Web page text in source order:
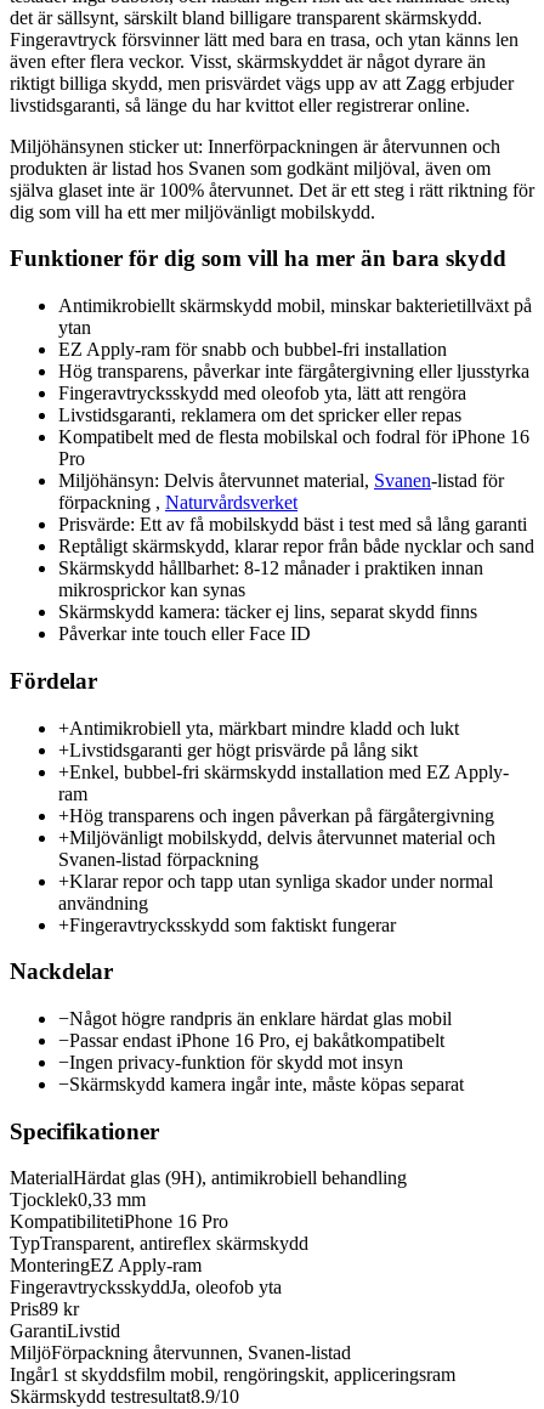
det är sällsynt, särskilt bland billigare transparent skärmskydd.
Fingeravtryck försvinner lätt med bara en trasa, och ytan känns len
även efter flera veckor. Visst, skärmskyddet är något dyrare än
riktigt billiga skydd, men prisvärdet vägs upp av att Zagg erbjuder
livstidsgaranti, så länge du har kvittot eller registrerar online.
Miljöhänsynen sticker ut: Innerförpackningen är återvunnen och
produkten är listad hos Svanen som godkänt miljöval, även om
själva glaset inte är 100% återvunnet. Det är ett steg i rätt riktning för
dig som vill ha ett mer miljövänligt mobilskydd.
Funktioner för dig som vill ha mer än bara skydd
Antimikrobiellt skärmskydd mobil, minskar bakterietillväxt på
ytan
EZ Apply-ram för snabb och bubbel-fri installation
Hög transparens, påverkar inte färgåtergivning eller ljusstyrka
Fingeravtrycksskydd med oleofob yta, lätt att rengöra
Livstidsgaranti, reklamera om det spricker eller repas
Kompatibelt med de flesta mobilskal och fodral för iPhone 16
Pro
Miljöhänsyn: Delvis återvunnet material, Svanen-listad för
förpackning , Naturvårdsverket
Prisvärde: Ett av få mobilskydd bäst i test med så lång garanti
Reptåligt skärmskydd, klarar repor från både nycklar och sand
Skärmskydd hållbarhet: 8-12 månader i praktiken innan
mikrosprickor kan synas
Skärmskydd kamera: täcker ej lins, separat skydd finns
Påverkar inte touch eller Face ID
Fördelar
+Antimikrobiell yta, märkbart mindre kladd och lukt
+Livstidsgaranti ger högt prisvärde på lång sikt
+Enkel, bubbel-fri skärmskydd installation med EZ Apply-
ram
+Hög transparens och ingen påverkan på färgåtergivning
+Miljövänligt mobilskydd, delvis återvunnet material och
Svanen-listad förpackning
+Klarar repor och tapp utan synliga skador under normal
användning
+Fingeravtrycksskydd som faktiskt fungerar
Nackdelar
−Något högre randpris än enklare härdat glas mobil
−Passar endast iPhone 16 Pro, ej bakåtkompatibelt
−Ingen privacy-funktion för skydd mot insyn
−Skärmskydd kamera ingår inte, måste köpas separat
Specifikationer
MaterialHärdat glas (9H), antimikrobiell behandling
Tjocklek0,33 mm
KompatibilitetiPhone 16 Pro
TypTransparent, antireflex skärmskydd
MonteringEZ Apply-ram
FingeravtrycksskyddJa, oleofob yta
Pris89 kr
GarantiLivstid
MiljöFörpackning återvunnen, Svanen-listad
Ingår1 st skyddsfilm mobil, rengöringskit, appliceringsram
Skärmskydd testresultat8.9/10